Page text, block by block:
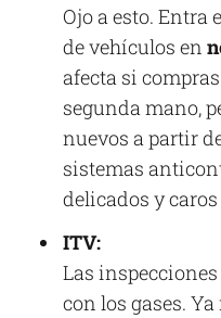
Ojo a esto. Entra
de vehículos en
afecta si
segunda mano,
nuevos a partir
sistemas
delicados y caros
ITV:
Las
con los gases.